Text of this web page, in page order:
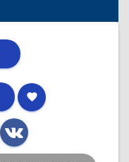
favorite